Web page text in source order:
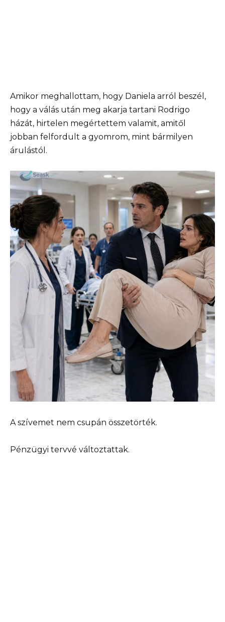
Amikor meghallottam, hogy Daniela arról beszél,
hogy a válás után meg akarja tartani Rodrigo
házát, hirtelen megértettem valamit, amitől
jobban felfordult a gyomrom, mint bármilyen
árulástól.
A szívemet nem csupán összetörték.
Pénzügyi tervvé változtattak.